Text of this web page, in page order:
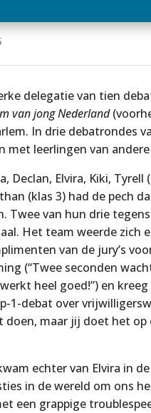
delegatie van tien
van jong Nederland
In drie debatrondes
met leerlingen van
Elvira, Kiki, Tyrell
(klas 3) had de pech
Twee van hun drie
Het team weerde zich
van de jury’s
(“Twee seconden
heel goed!”) en
1-debat over
maar jij doet het op
echter van Elvira in
in de wereld om ons
een grappige